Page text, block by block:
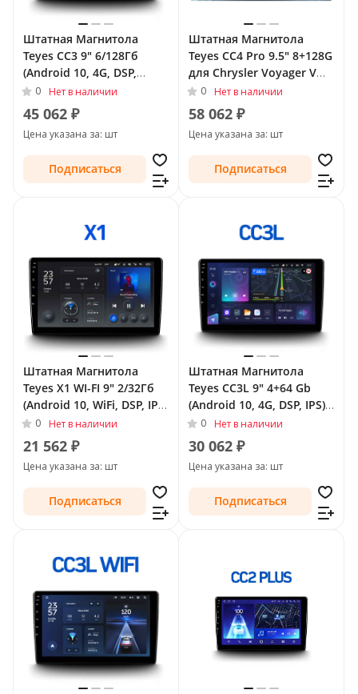
Штатная Магнитола
Teyes CC3 9" 6/128Гб
(Android 10, 4G, DSP,
QLed) для Chrysler
Voyager V Рестайлинг
2011 - 2016
0 Нет в наличии
45 062 ₽
Цена указана за: шт
Подписаться
Штатная Магнитола
Teyes CC4 Pro 9.5" 8+128G
для Chrysler Voyager V
Рестайлинг 2011 - 2016
0 Нет в наличии
58 062 ₽
Цена указана за: шт
Подписаться
Штатная Магнитола
Teyes X1 WI-FI 9" 2/32Гб
(Android 10, WiFi, DSP, IPS)
для Chrysler Voyager V
Рестайлинг 2011 - 2016
0 Нет в наличии
21 562 ₽
Цена указана за: шт
Подписаться
Штатная Магнитола
Teyes CC3L 9" 4+64 Gb
(Android 10, 4G, DSP, IPS)
для Chrysler Voyager V
Рестайлинг 2011 - 2016
0 Нет в наличии
30 062 ₽
Цена указана за: шт
Подписаться